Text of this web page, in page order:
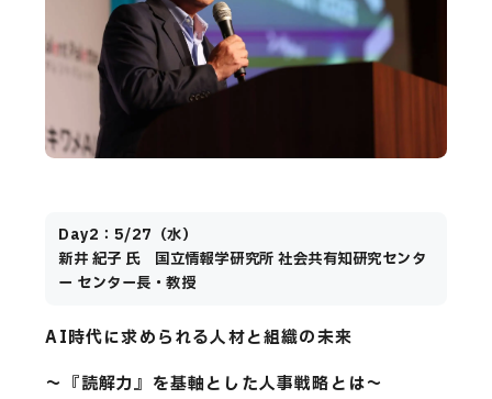
Day2：5/27（水）
新井 紀子 氏 国立情報学研究所 社会共有知研究センタ
ー センター長・教授
AI時代に求められる⼈材と組織の未来
〜『読解⼒』を基軸とした⼈事戦略とは〜